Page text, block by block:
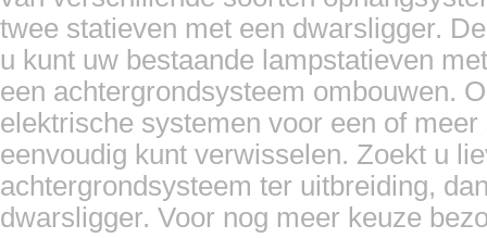
twee statieven met een dwarsligger.
u kunt uw bestaande lampstatieven
een achtergrondsysteem ombouwen.
elektrische systemen voor een of
eenvoudig kunt verwisselen. Zoekt u
achtergrondsysteem ter uitbreiding,
dwarsligger. Voor nog meer keuze